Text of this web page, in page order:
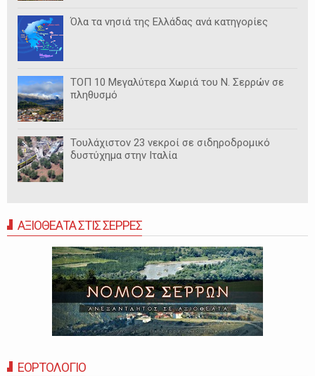
Όλα τα νησιά της Ελλάδας ανά κατηγορίες
ΤΟΠ 10 Μεγαλύτερα Χωριά του Ν. Σερρών σε
πληθυσμό
Τουλάχιστον 23 νεκροί σε σιδηροδρομικό
δυστύχημα στην Ιταλία
ΑΞΙΟΘΕΑΤΑ ΣΤΙΣ ΣΕΡΡΕΣ
ΕΟΡΤΟΛΟΓΙΟ